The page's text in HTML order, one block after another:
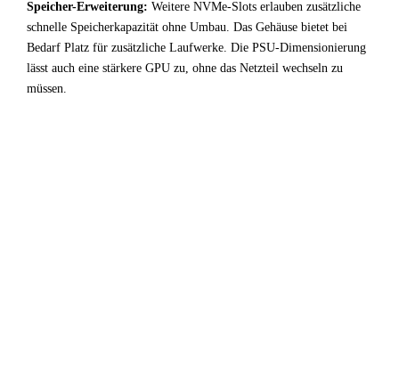
Speicher-Erweiterung: Weitere NVMe-Slots erlauben zusätzliche
schnelle Speicherkapazität ohne Umbau. Das Gehäuse bietet bei
Bedarf Platz für zusätzliche Laufwerke. Die PSU-Dimensionierung
lässt auch eine stärkere GPU zu, ohne das Netzteil wechseln zu
müssen.